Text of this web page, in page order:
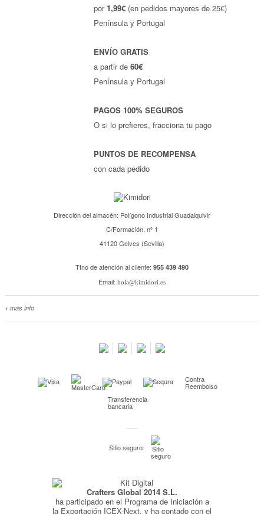
por 1,99€ (en pedidos mayores de 25€)
Península y Portugal
ENVÍO GRATIS
a partir de60€
Península y Portugal
PAGOS 100% SEGUROS
O si lo prefieres, fracciona tu pago
PUNTOS DE RECOMPENSA
con cada pedido
Dirección del almacén: Polígono Industrial Guadalquivir
C/Formación, nº 1
41120 Gelves (Sevilla)
Tfno de atención al cliente: 955 439 490
Email: hola@kimidori.es
+ más info
Kimidori PRINT, nuestro servicio de impresión de fotos
Pago seguro y financiación
Condiciones generales de Compra
Contra
Reembolso
Transferencia
bancaria
Sitio seguro:
Crafters Global 2014 S.L.
ha participado en el Programa de Iniciación a
la Exportación ICEX-Next, y ha contado con el